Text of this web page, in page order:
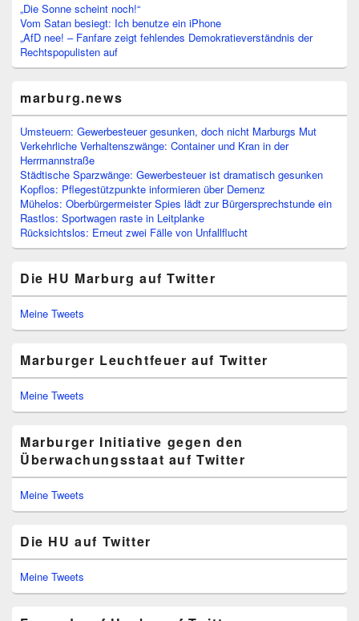
„Die Sonne scheint noch!“
Vom Satan besiegt: Ich benutze ein iPhone
„AfD nee! – Fanfare zeigt fehlendes Demokratieverständnis der
Rechtspopulisten auf
marburg.news
Umsteuern: Gewerbesteuer gesunken, doch nicht Marburgs Mut
Verkehrliche Verhaltenszwänge: Container und Kran in der
Herrmannstraße
Städtische Sparzwänge: Gewerbesteuer ist dramatisch gesunken
Kopflos: Pflegestützpunkte informieren über Demenz
Mühelos: Oberbürgermeister Spies lädt zur Bürgersprechstunde ein
Rastlos: Sportwagen raste in Leitplanke
Rücksichtslos: Erneut zwei Fälle von Unfallflucht
Die HU Marburg auf Twitter
Meine Tweets
Marburger Leuchtfeuer auf Twitter
Meine Tweets
Marburger Initiative gegen den
Überwachungsstaat auf Twitter
Meine Tweets
Die HU auf Twitter
Meine Tweets